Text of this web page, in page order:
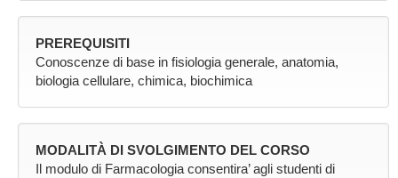
PREREQUISITI
Conoscenze di base in fisiologia generale, anatomia,
biologia cellulare, chimica, biochimica
MODALITÀ DI SVOLGIMENTO DEL CORSO
Il modulo di Farmacologia consentira’ agli studenti di